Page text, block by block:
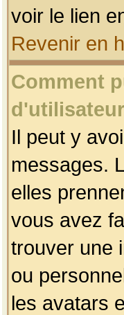
voir le lien
Revenir en
Comment
Il peut y
messages.
elles
vous avez
trouver une
ou
les avatars